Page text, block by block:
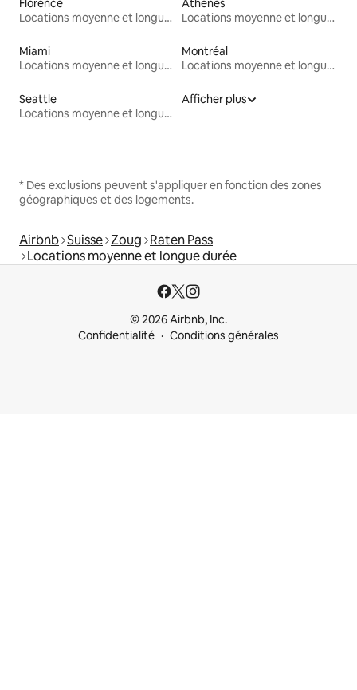
Florence
Locations moyenne et longue durée
Athènes
Locations moyenne et longue durée
Miami
Locations moyenne et longue durée
Montréal
Locations moyenne et longue durée
Seattle
Locations moyenne et longue durée
Afficher plus
* Des exclusions peuvent s'appliquer en fonction des zones
géographiques et des logements.
Airbnb Suisse Zoug Raten Pass
Locations moyenne et longue durée
© 2026 Airbnb, Inc.
Confidentialité
Conditions générales